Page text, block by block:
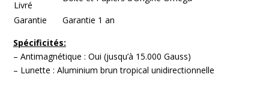
Livré
Garantie
Garantie 1 an
Spécificités:
– Antimagnétique : Oui (jusqu’à 15.000 Gauss)
– Lunette : Aluminium brun tropical unidirectionnelle